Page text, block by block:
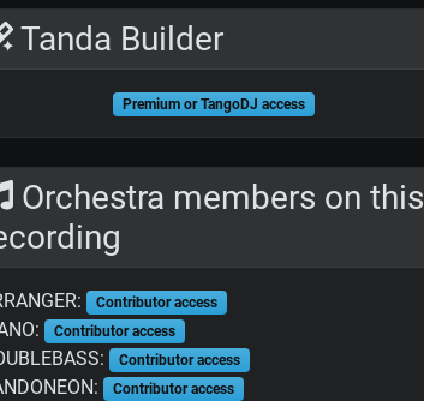
Tanda Builder
Premium or TangoDJ access
Orchestra members on this
Contributor access
Contributor access
Contributor access
Contributor access